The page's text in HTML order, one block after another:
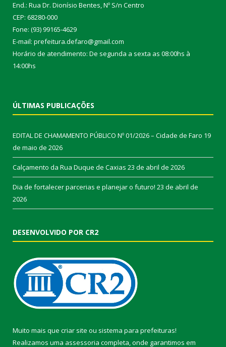
End.: Rua Dr. Dionísio Bentes, Nº S/n Centro
CEP: 68280-000
Fone: (93) 99165-4629
E-mail: prefeitura.defaro@gmail.com
Horário de atendimento: De segunda a sexta as 08:00hs à
14:00hs
ÚLTIMAS PUBLICAÇÕES
EDITAL DE CHAMAMENTO PÚBLICO Nº 01/2026 – Cidade de Faro 19
de maio de 2026
Calçamento da Rua Duque de Caxias 23 de abril de 2026
Dia de fortalecer parcerias e planejar o futuro! 23 de abril de
2026
DESENVOLVIDO POR CR2
Muito mais que criar site ou sistema para prefeituras!
Realizamos uma assessoria completa, onde garantimos em